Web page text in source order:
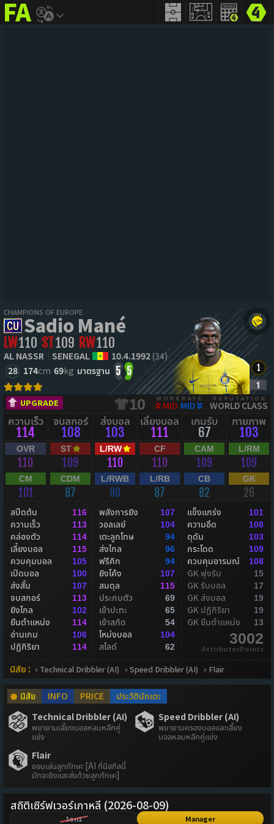
addict
CHAMPIONS OF EUROPE
Sadio Mané
LW110 ST109 RW110
AL NASSR SENEGAL 10.4.1992(34)
28 174cm 69kg มาตรฐาน 5 5
UPGRADE 10 WORKRATE
MID MID
REPUTATION
WORLD CLASS
ความเร็ว
114
จบสกอร์
108
ส่งบอล
103
เลี้ยงบอล
111
เกมรับ
67
กายภาพ
103
OVR
110
ST
109
L/RW
110
CF
110
CAM
109
L/RM
109
CM
101
CDM
87
L/RWB
90
L/RB
87
CB
82
GK
26
สปีดต้น 116
ความเร็ว 113
คล่องตัว 114
เลี้ยงบอล 115
ควบคุมบอล 105
เปิดบอล 100
ส่งสั้น 107
จบสกอร์ 113
ยิงไกล 102
ยืนตำแหน่ง 114
อ่านเกม 106
ปฏิกิริยา 114
พลังการยิง 107
วอลเลย์ 104
เตะลูกโทษ 94
ส่งไกล 96
ฟรีคิก 94
ยิงโค้ง 107
สมดุล 115
ประกบตัว 69
เข้าปะทะ 65
เข้าสกัด 54
โหม่งบอล 104
สไลด์ 62
แข็งแกร่ง 101
ความอึด 108
ดุดัน 103
กระโดด 109
ควบคุมอารมณ์ 108
GK พุ่งรับ 15
GK รับบอล 17
GK ส่งบอล 19
GK ปฏิกิริยา 19
GK ยืนตำแหน่ง 13
3002
AttributesPoints
นิสัย : Technical Dribbler (AI) Speed Dribbler (AI) Flair
นิสัย INFO PRICE
ประวัตินักเตะ
Technical Dribbler (AI)
พยายามเลี้ยงบอลหลบหลีกคู่
แข่ง
Speed Dribbler (AI)
พยายามครองบอลและเลี้ยง
บอลหลบหลีกคู่แข่ง
Flair
ชอบเล่นลูกทักษะ [AI ที่มีสกิลนี้
มักจะยิงและส่งด้วยลูกทักษะ]
สถิติเซิร์ฟเวอร์เกาหลี (2026-08-09)
1on1 Manager